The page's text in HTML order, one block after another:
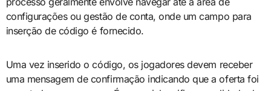
configurações ou gestão de conta, onde um campo para
inserção de código é fornecido.
Uma vez inserido o código, os jogadores devem receber
uma mensagem de confirmação indicando que a oferta foi